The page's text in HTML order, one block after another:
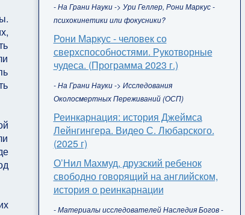
- На Грани Науки -> Ури Геллер, Рони Маркус -
психокинетики или фокусники?
Рони Маркус - человек со
сверхспособностями. Рукотворные
чудеса. (Программа 2023 г.)
- На Грани Науки -> Исследования
Околосмертных Переживаний (ОСП)
Реинкарнация: история Джеймса
Лейнгингера. Видео С. Любарского.
(2025 г)
О’Нил Махмуд, друзский ребенок
свободно говорящий на английском,
история о реинкарнации
- Материалы исследователей Наследия Богов -